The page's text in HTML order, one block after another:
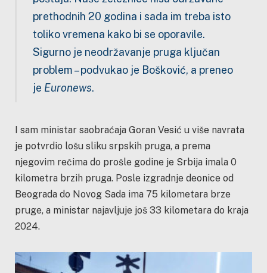
prethodnih 20 godina i sada im treba isto
toliko vremena kako bi se oporavile.
Sigurno je neodržavanje pruga ključan
problem–podvukao je Bošković, a preneo
je Euronews.
I sam ministar saobraćaja Goran Vesić u više navrata
je potvrdio lošu sliku srpskih pruga, a prema
njegovim rečima do prošle godine je Srbija imala 0
kilometra brzih pruga. Posle izgradnje deonice od
Beograda do Novog Sada ima 75 kilometara brze
pruge, a ministar najavljuje još 33 kilometara do kraja
2024.